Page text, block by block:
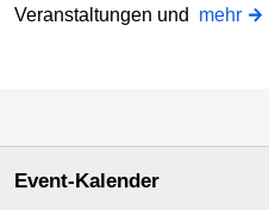
Veranstaltungen und mehr
Event-Kalender